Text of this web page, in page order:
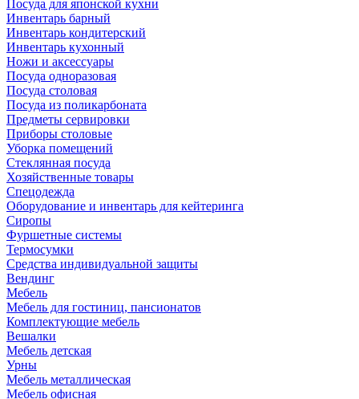
Посуда для японской кухни
Инвентарь барный
Инвентарь кондитерский
Инвентарь кухонный
Ножи и аксессуары
Посуда одноразовая
Посуда столовая
Посуда из поликарбоната
Предметы сервировки
Приборы столовые
Уборка помещений
Стеклянная посуда
Хозяйственные товары
Спецодежда
Оборудование и инвентарь для кейтеринга
Сиропы
Фуршетные системы
Термосумки
Средства индивидуальной защиты
Вендинг
Мебель
Мебель для гостиниц, пансионатов
Комплектующие мебель
Вешалки
Мебель детская
Урны
Мебель металлическая
Мебель офисная